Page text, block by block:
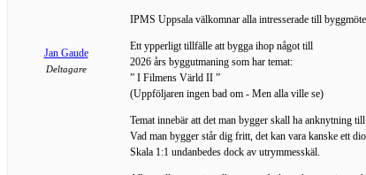
Jan Gaude
Deltagare
IPMS Uppsala välkomnar alla intresserade till
Ett ypperligt tillfälle att bygga ihop något till
2026 års byggutmaning som har temat:
” I Filmens Värld II ”
(Uppföljaren ingen bad om - Men alla ville se)
Temat innebär att det man bygger skall ha anknytning
Vad man bygger står dig fritt, det kan vara kanske ett
Skala 1:1 undanbedes dock av utrymmesskäl.